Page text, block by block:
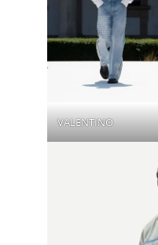
VALENTINO